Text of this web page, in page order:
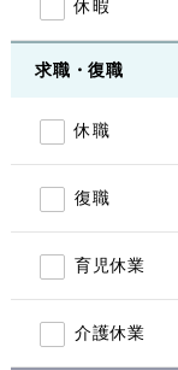
休暇
求職・復職
休職
復職
育児休業
介護休業